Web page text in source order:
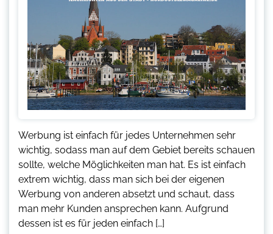
Werbung ist einfach für jedes Unternehmen sehr
wichtig, sodass man auf dem Gebiet bereits schauen
sollte, welche Möglichkeiten man hat. Es ist einfach
extrem wichtig, dass man sich bei der eigenen
Werbung von anderen absetzt und schaut, dass
man mehr Kunden ansprechen kann. Aufgrund
dessen ist es für jeden einfach […]